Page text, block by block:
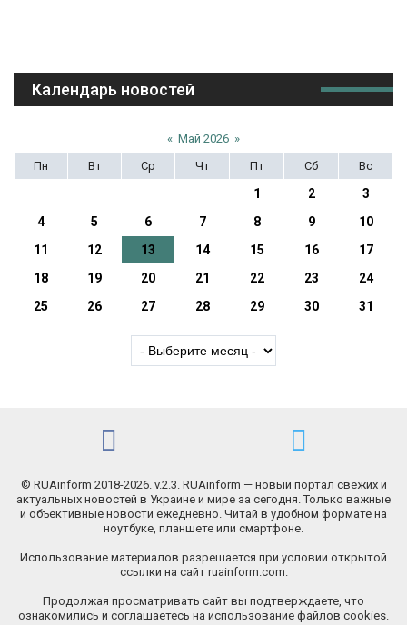
Календарь новостей
« Май 2026 »
Пн
Вт Ср Чт Пт Сб Вс
1 2
3
4
5 6 7 8 9
10
11
12 13 14 15 16
17
18
19 20 21 22 23
24
25
26 27 28 29 30 31
© RUAinform 2018-2026. v.2.3. RUAinform — новый портал свежих и
актуальных новостей в Украине и мире за сегодня. Только важные
и объективные новости ежедневно. Читай в удобном формате на
ноутбуке, планшете или смартфоне.
Использование материалов разрешается при условии открытой
ссылки на сайт ruainform.com.
Продолжая просматривать сайт вы подтверждаете, что
ознакомились и соглашаетесь на использование файлов cookies.